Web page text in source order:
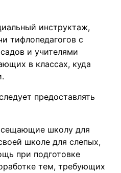
инструктаж,
тифлопедагогов с
и учителями
в классах, куда
предоставлять
школу для
школе для слепых,
при подготовке
тем, требующих